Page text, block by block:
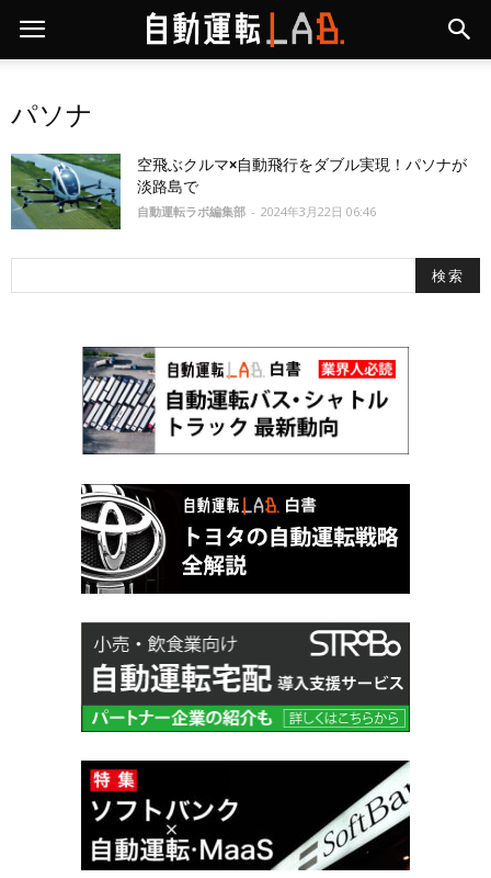
パソナ
空飛ぶクルマ×自動飛行をダブル実現！パソナが
淡路島で
自動運転ラボ編集部 - 2024年3月22日 06:46